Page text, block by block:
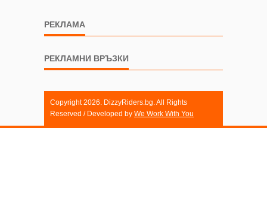
РЕКЛАМА
РЕКЛАМНИ ВРЪЗКИ
Copyright 2026. DizzyRiders.bg. All Rights
Reserved / Developed by We Work With You